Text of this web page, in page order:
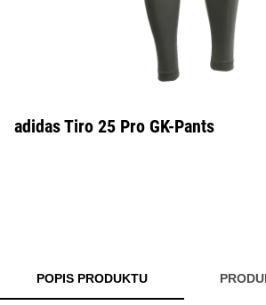
adidas Tiro 25 Pro GK-Pants
POPIS PRODUKTU